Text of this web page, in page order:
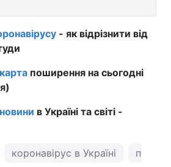
- як відрізнити від
поширення на сьогодні
в Україні та світі -
коронавірус в Україні